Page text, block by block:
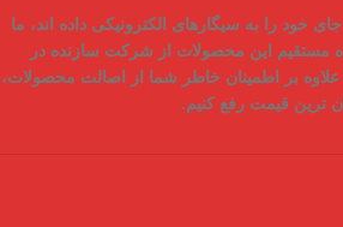
خود را به سیگارهای الکترونیکی داده اند، ما
مستقیم
این محصولات از شرکت سازنده در
بر اطمینان خاطر شما از
اصالت محصولات،
ترین قیمت رفع کنیم.